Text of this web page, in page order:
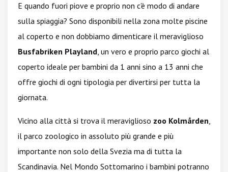
E quando fuori piove e proprio non c'è modo di andare
sulla spiaggia? Sono disponibili nella zona molte piscine
al coperto e non dobbiamo dimenticare il meraviglioso
Busfabriken Playland, un vero e proprio parco giochi al
coperto ideale per bambini da 1 anni sino a 13 anni che
offre giochi di ogni tipologia per divertirsi per tutta la
giornata.
Vicino alla città si trova il meraviglioso zoo Kolmården,
il parco zoologico in assoluto più grande e più
importante non solo della Svezia ma di tutta la
Scandinavia. Nel Mondo Sottomarino i bambini potranno